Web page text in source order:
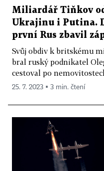
Miliardář Tiňkov
Ukrajinu i Putina.
první Rus zbavil
Svůj obdiv k britskému
bral ruský podnikatel
cestoval po
25. 7. 2023 ▪ 3 min. čtení